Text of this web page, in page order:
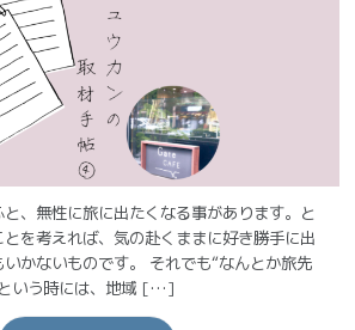
、無性に旅に出たくなる事があります。と
を考えれば、気の赴くままに好き勝手に出
かないものです。 それでも“なんとか旅先
いう時には、地域 […]